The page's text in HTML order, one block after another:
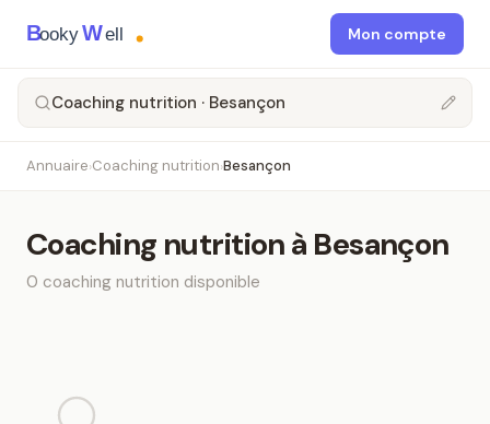
BookyWell Mon compte
Coaching nutrition · Besançon
Annuaire›Coaching nutrition›Besançon
Coaching nutritionà Besançon
0 coaching nutrition disponible